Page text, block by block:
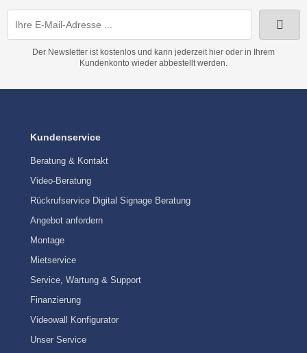
Der Newsletter ist kostenlos und kann jederzeit hier oder in Ihrem
Kundenkonto wieder abbestellt werden.
Kundenservice
Beratung & Kontakt
Video-Beratung
Rückrufservice Digital Signage Beratung
Angebot anfordern
Montage
Mietservice
Service, Wartung & Support
Finanzierung
Videowall Konfigurator
Unser Service